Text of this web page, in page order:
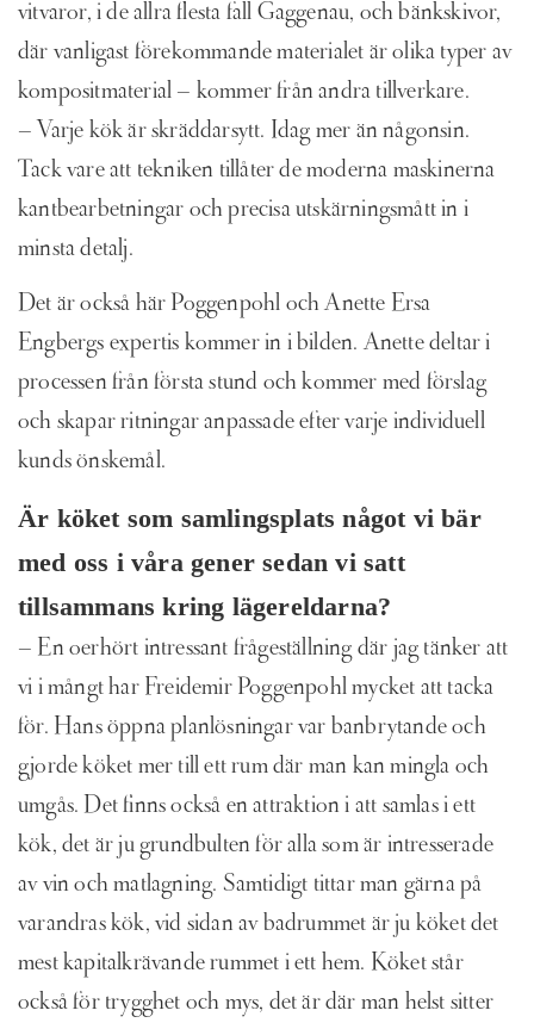
vitvaror, i de allra flesta fall Gaggenau, och bänkskivor,
där vanligast förekommande materialet är olika typer av
kompositmaterial – kommer från andra tillverkare.
– Varje kök är skräddarsytt. Idag mer än någonsin.
Tack vare att tekniken tillåter de moderna maskinerna
kantbearbetningar och precisa utskärningsmått in i
minsta detalj.
Det är också här Poggenpohl och Anette Ersa
Engbergs expertis kommer in i bilden. Anette deltar i
processen från första stund och kommer med förslag
och skapar ritningar anpassade efter varje individuell
kunds önskemål.
Är köket som samlingsplats något vi bär
med oss i våra gener sedan vi satt
tillsammans kring lägereldarna?
– En oerhört intressant frågeställning där jag tänker att
vi i mångt har Freidemir Poggenpohl mycket att tacka
för. Hans öppna planlösningar var banbrytande och
gjorde köket mer till ett rum där man kan mingla och
umgås. Det finns också en attraktion i att samlas i ett
kök, det är ju grundbulten för alla som är intresserade
av vin och matlagning. Samtidigt tittar man gärna på
varandras kök, vid sidan av badrummet är ju köket det
mest kapitalkrävande rummet i ett hem. Köket står
också för trygghet och mys, det är där man helst sitter